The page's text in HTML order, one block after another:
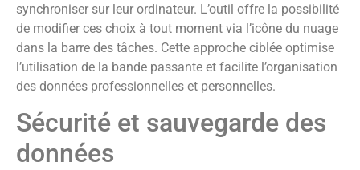
synchroniser sur leur ordinateur. L’outil offre la possibilité
de modifier ces choix à tout moment via l’icône du nuage
dans la barre des tâches. Cette approche ciblée optimise
l’utilisation de la bande passante et facilite l’organisation
des données professionnelles et personnelles.
Sécurité et sauvegarde des
données